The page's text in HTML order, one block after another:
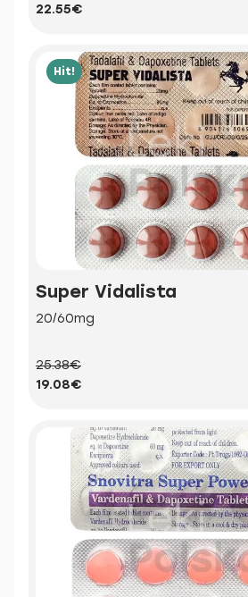
22.55€
Hit!
Super Vidalista
20/60mg
25.38€
19.08€